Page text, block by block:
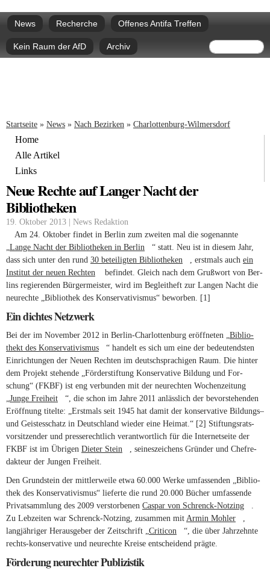
zum
Hauptmenü
News Recherche Offenes Antifa Treffen
Kein Raum der AfD Archiv Suche
Sie sind hier
Startseite » News » Nach Bezirken » Charlottenburg-Wilmersdorf
Home
Alle Artikel
Links
Neue Rechte auf Langer Nacht der
Bibliotheken
19. Oktober 2013 | News Redaktion
Am 24. Oktober findet in Berlin zum zweiten mal die soge­nannte
„Lange Nacht der Biblio­theken in Berlin (link is external)
“ statt. Neu ist in diesem Jahr,
dass sich unter den rund 30 betei­ligten Biblio­theken (link is external)
, erst­mals auch ein
Institut der neuen Rechten (link is external)
befindet. Gleich nach dem Gruß­wort von Ber­
lins regie­renden Bür­ger­meister, wird im Begleit­heft zur Langen Nacht die
neu­rechte „Biblio­thek des Kon­ser­va­ti­vismus“ beworben. [1]
Ein dichtes Netzwerk
Bei der im November 2012 in Berlin-Charlottenburg eröff­neten „Biblio­
thekt des Kon­ser­va­ti­vismus (link is external)
“ han­delt es sich um eine der bedeu­tendsten
Ein­rich­tungen der Neuen Rechten im deutsch­spra­chigen Raum. Die hinter
dem Pro­jekt ste­hende „För­der­stif­tung Kon­ser­va­tive Bil­dung und For­
schung“ (FKBF) ist eng ver­bunden mit der neu­rechten Wochen­zei­tung
„Junge Frei­heit (link is external)
“, die schon im Jahre 2011 anläss­lich der bevor­ste­henden
Eröff­nung titelte: „Erst­mals seit 1945 hat damit der kon­ser­va­tive Bil­dungs–
und Geis­tes­schatz in Deutsch­land wieder eine Heimat.“ [2] Stif­tungs­rats­
vor­sit­zender und pres­se­recht­lich ver­ant­wort­lich für die Inter­net­seite der
FKBF ist im Übrigen Dieter Stein (link is external)
, sei­nes­zei­chens Gründer und Chef­re­
dak­teur der Jungen Frei­heit.
Den Grund­stein der mitt­ler­weile etwa 60.000 Werke umfas­senden „Biblio­
thek des Kon­ser­va­ti­vismus“ lie­ferte die rund 20.000 Bücher umfas­sende
Pri­vat­samm­lung des 2009 ver­stor­benen Caspar von Schrenck-Notzing (link is
.
Zu Leb­zeiten war Schrenck-Notzing, zusammen mit Armin Mohler (link is
external)
,
lang­jäh­riger Her­aus­geber der Zeit­schrift „Cri­ticon (link is external)
“, die über Jahr­zehnte
rechts-konservative und neu­rechte Kreise ent­schei­dend prägte.
Förderung neurechter Publizistik